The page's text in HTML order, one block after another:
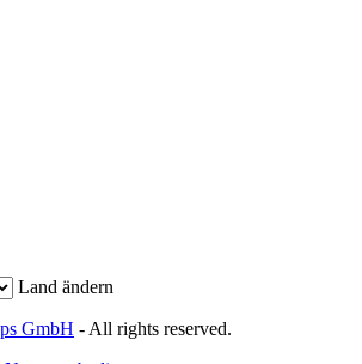
Land ändern
GmbH - All rights reserved.